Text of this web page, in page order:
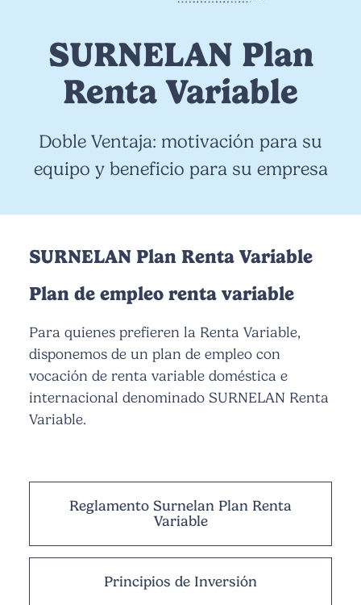
SURNELAN Plan
Renta Variable
Doble Ventaja: motivación para su
equipo y beneficio para su empresa
SURNELAN Plan Renta Variable
Plan de empleo renta variable
Para quienes prefieren la Renta Variable,
disponemos de un plan de empleo con
vocación de renta variable doméstica e
internacional denominado SURNELAN Renta
Variable.
Reglamento Surnelan Plan Renta
Variable
Principios de Inversión